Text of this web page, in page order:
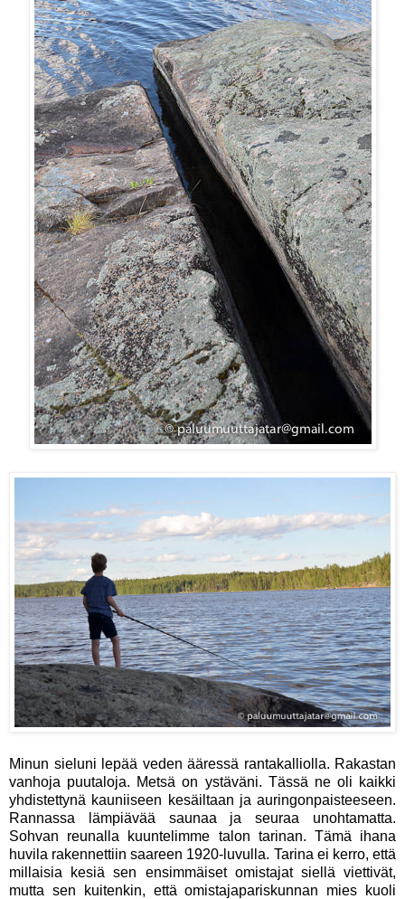
Minun sieluni lepää veden ääressä rantakalliolla. Rakastan
vanhoja puutaloja. Metsä on ystäväni. Tässä ne oli kaikki
yhdistettynä kauniiseen kesäiltaan ja auringonpaisteeseen.
Rannassa lämpiävää saunaa ja seuraa unohtamatta.
Sohvan reunalla kuuntelimme talon tarinan. Tämä ihana
huvila rakennettiin saareen 1920-luvulla. Tarina ei kerro, että
millaisia kesiä sen ensimmäiset omistajat siellä viettivät,
mutta sen kuitenkin, että omistajapariskunnan mies kuoli